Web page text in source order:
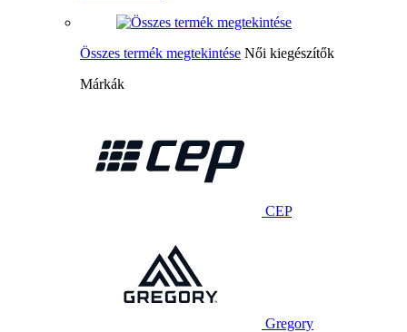
Összes termék megtekintése Női kiegészítők
Márkák
CEP
Gregory